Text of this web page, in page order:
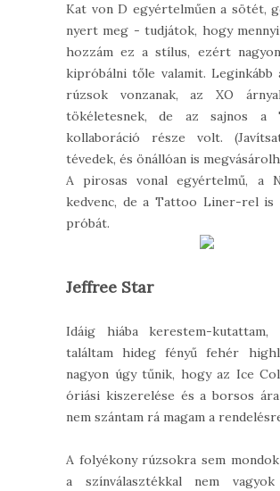
Kat von D egyértelműen a sötét,
nyert meg - tudjátok, hogy
hozzám ez a stílus, ezért nagyon
kipróbálni tőle valamit. Leginkább
rúzsok vonzanak, az XO
tökéletesnek, de az sajnos a
kollaboráció része volt.
tévedek, és önállóan is
A pirosas vonal egyértelmű, a
kedvenc, de a Tattoo Liner-rel is
próbát.
Jeffree Star
Idáig hiába kerestem-kutattam,
találtam hideg fényű fehér
nagyon úgy tűnik, hogy az Ice
óriási kiszerelése és a borsos
nem szántam rá magam a
A folyékony rúzsokra sem mondok
a színválasztékkal nem vagyok